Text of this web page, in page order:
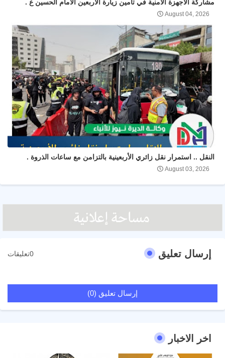
مشاركة الاجهزة الامنية في تأمين زيارة الأربعين الامام الحسين ع .
August 04, 2026
النقل .. استمرار نقل زائري الأربعينية بالتزامن مع ساعات الذروة .
August 03, 2026
إرسال تعليق 0تعليقات
إرسال تعليق (0)
اخر الاخبار